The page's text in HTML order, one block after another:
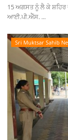
15 ਅਗਸਤ ਨੂੰ ਲੈ ਕੇ ਸ਼ਹਿਰ
ਆਈ.ਪੀ.ਐੱਸ. ...
Sri Muktsar Sahib